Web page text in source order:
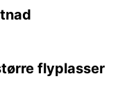
flyplasser